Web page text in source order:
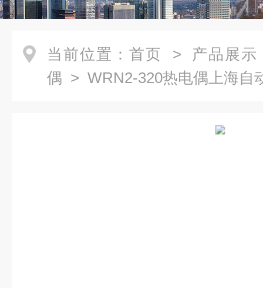
当前位置： 首页 > 产品展示
偶 > WRN2-320热电偶上海自